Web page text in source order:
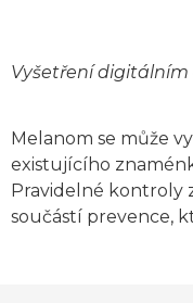
Vyšetření
Melanom se může
existujícího
Pravidelné kontroly
součástí prevence,